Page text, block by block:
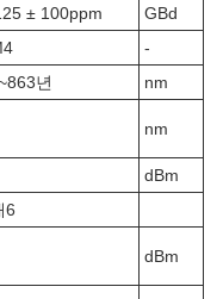
± 100ppm
GBd
-
년
nm
nm
dBm
6
dBm